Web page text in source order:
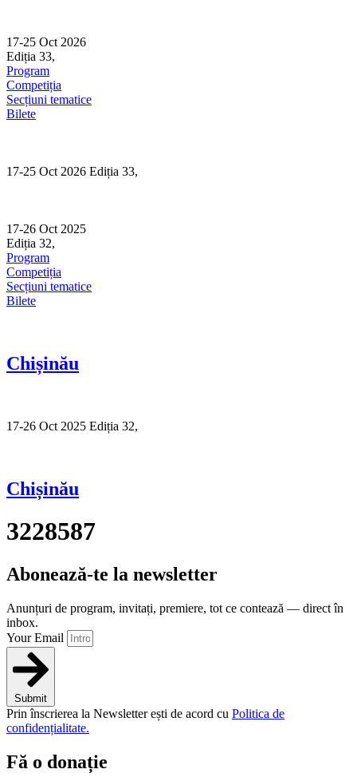
content
17-25 Oct 2026
Ediția 33,
Program
Competiția
Secțiuni tematice
Bilete
17-25 Oct 2026 Ediția 33,
17-26 Oct 2025
Ediția 32,
Program
Competiția
Secțiuni tematice
Bilete
Chișinău
17-26 Oct 2025 Ediția 32,
Chișinău
3228587
Abonează-te la newsletter
Anunțuri de program, invitați, premiere, tot ce contează — direct în
inbox.
Your Email
Submit
Prin înscrierea la Newsletter ești de acord cu Politica de
confidențialitate.
Fă o donație